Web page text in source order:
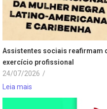
Assistentes sociais reafirmam
exercício profissional
24/07/2026 /
Leia mais